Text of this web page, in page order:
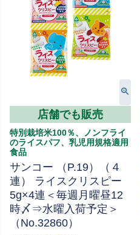
店舗でも販売
特別栽培米100％、ノンフライ
のライスパフ、乳児用規格適用
食品
サンコー （P.19）（４
連） ライスクリスピー
5g×4連＜毎週月曜昼12
時〆⇒水曜入荷予定＞
（No.32860）